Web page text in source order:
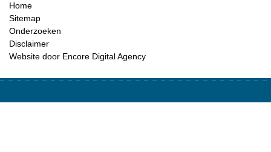
Home
Sitemap
Onderzoeken
Disclaimer
Website door Encore Digital Agency